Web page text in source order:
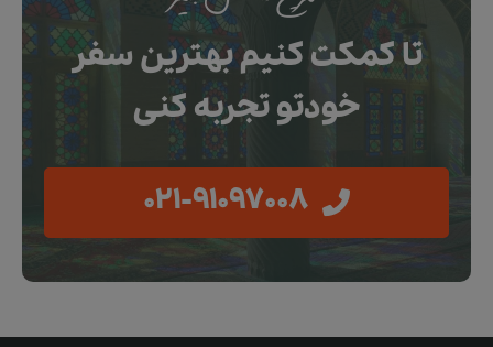
تا کمکت کنیم بهترین سفر
خودتو تجربه کنی
021-91097008